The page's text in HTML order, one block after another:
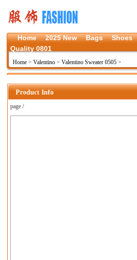
Home 2025 New Bags Shoes
Quality 0801
Home > Valentino > Valentino Sweater 0505 >
Product Info
page /